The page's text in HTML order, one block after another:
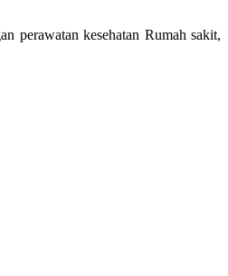
perawatan kesehatan Rumah sakit,